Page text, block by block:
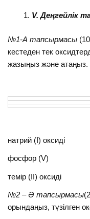
V. Деңгейлік
№1-А тапсырмасы
кестеден тек
жазыңыз және атаңыз.
натрий (І) оксиді
фосфор (V)
темір (ІІ) оксиді
№2 – Ә тапсырмасы
орындаңыз, түзілген